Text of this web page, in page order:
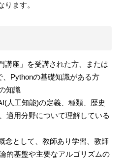
ります。
講座」を受講された方、または
Pythonの基礎知識がある方
知識
人工知能)の定義、種類、歴史
適用分野について理解している
念として、教師あり学習、教師
的基盤や主要なアルゴリズムの